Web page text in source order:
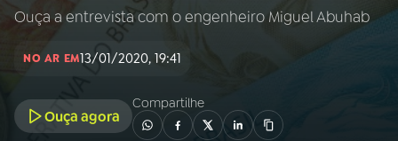
AO VIVO
INÍCIO
02A RÁDIO
Ouça a entrevista com o engenheiro Miguel Abuhab
NO AR EM13/01/2020, 19:41
Ouça agora
Compartilhe